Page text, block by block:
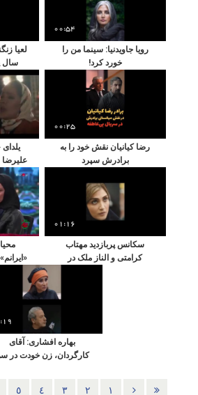
00:54
رویا جاویدنیا: سینما من را
خورد کرد!
سال
00:25
رضا کیانیان نقش خود را به
برادرش سپرد
01:16
سکانس پربازدید مهتاب
کرامتی و الناز ملک در
بهاره افشاری: آقای
کارگردان، زن خودت در
١ ٢ ٣ ٤ ٥